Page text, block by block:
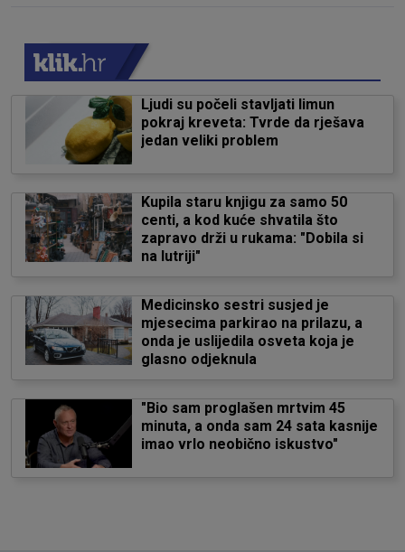
Ljudi su počeli stavljati limun
pokraj kreveta: Tvrde da rješava
jedan veliki problem
Kupila staru knjigu za samo 50
centi, a kod kuće shvatila što
zapravo drži u rukama: "Dobila si
na lutriji"
Medicinsko sestri susjed je
mjesecima parkirao na prilazu, a
onda je uslijedila osveta koja je
glasno odjeknula
"Bio sam proglašen mrtvim 45
minuta, a onda sam 24 sata kasnije
imao vrlo neobično iskustvo"